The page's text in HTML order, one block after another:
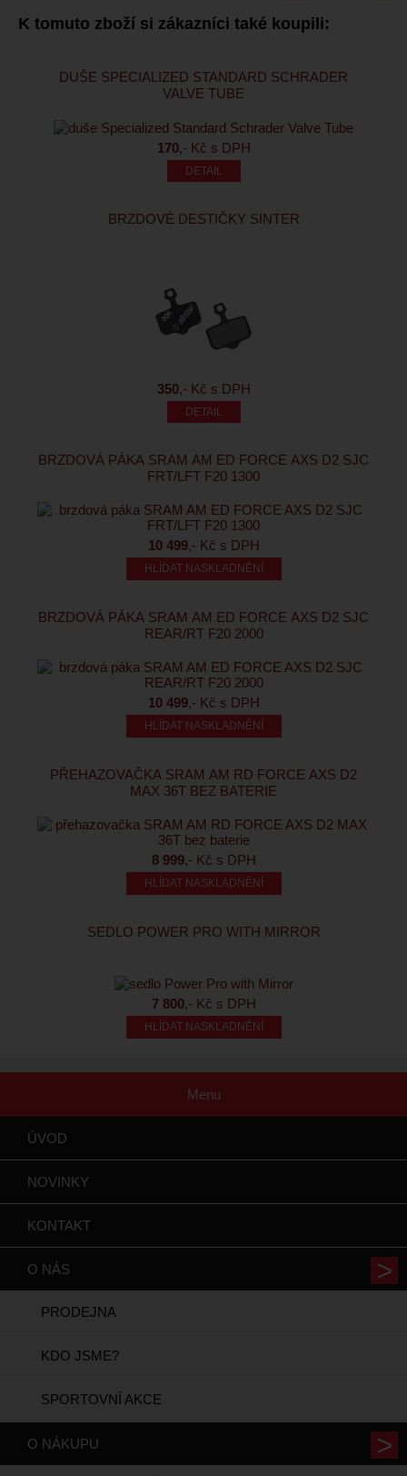
K tomuto zboží si zákazníci také koupili:
DUŠE SPECIALIZED STANDARD SCHRADER
VALVE TUBE
170,- Kč s DPH
BRZDOVÉ DESTIČKY SINTER
350,- Kč s DPH
BRZDOVÁ PÁKA SRAM AM ED FORCE AXS D2 SJC
FRT/LFT F20 1300
10 499,- Kč s DPH
HLÍDAT NASKLADNĚNÍ
BRZDOVÁ PÁKA SRAM AM ED FORCE AXS D2 SJC
REAR/RT F20 2000
10 499,- Kč s DPH
HLÍDAT NASKLADNĚNÍ
PŘEHAZOVAČKA SRAM AM RD FORCE AXS D2
MAX 36T BEZ BATERIE
8 999,- Kč s DPH
HLÍDAT NASKLADNĚNÍ
SEDLO POWER PRO WITH MIRROR
7 800,- Kč s DPH
HLÍDAT NASKLADNĚNÍ
Menu
ÚVOD
NOVINKY
KONTAKT
O NÁS
PRODEJNA
KDO JSME?
SPORTOVNÍ AKCE
O NÁKUPU